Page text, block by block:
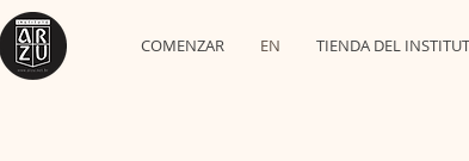
COMENZAR EN TIENDA DEL